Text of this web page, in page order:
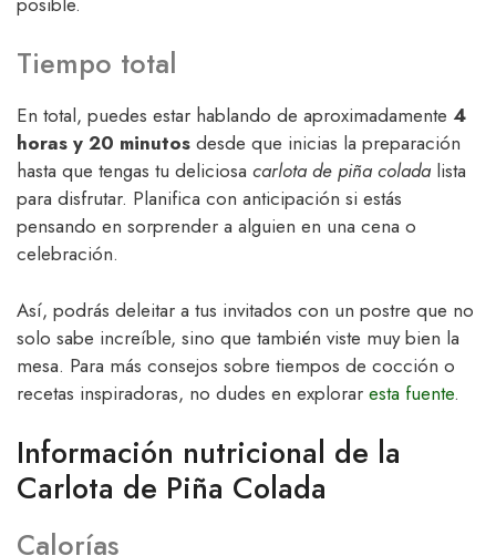
Tiempo total
En total, puedes estar hablando de aproximadamente 4
horas y 20 minutos desde que inicias la preparación
hasta que tengas tu deliciosa carlota de piña colada lista
para disfrutar. Planifica con anticipación si estás
pensando en sorprender a alguien en una cena o
celebración.
Así, podrás deleitar a tus invitados con un postre que no
solo sabe increíble, sino que también viste muy bien la
mesa. Para más consejos sobre tiempos de cocción o
recetas inspiradoras, no dudes en explorar esta fuente.
Información nutricional de la
Carlota de Piña Colada
Calorías